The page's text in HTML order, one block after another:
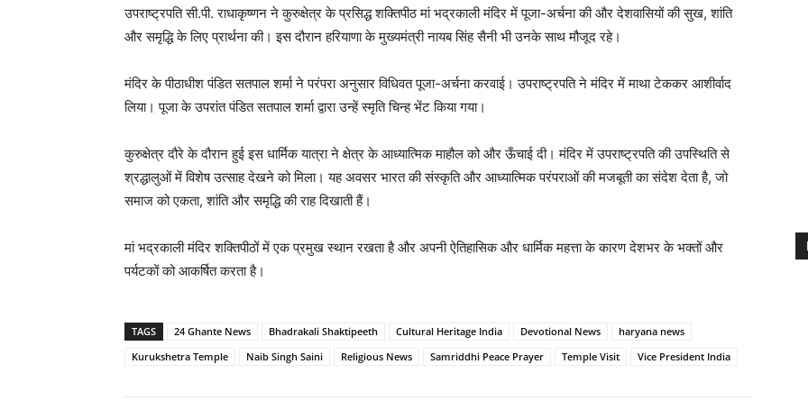
उपराष्ट्रपति सी.पी. राधाकृष्णन ने कुरुक्षेत्र के प्रसिद्ध शक्तिपीठ मां भद्रकाली मंदिर में पूजा-अर्चना की और देशवासियों की सुख, शांति
और समृद्धि के लिए प्रार्थना की। इस दौरान हरियाणा के मुख्यमंत्री नायब सिंह सैनी भी उनके साथ मौजूद रहे।
मंदिर के पीठाधीश पंडित सतपाल शर्मा ने परंपरा अनुसार विधिवत पूजा-अर्चना करवाई। उपराष्ट्रपति ने मंदिर में माथा टेककर आशीर्वाद
लिया। पूजा के उपरांत पंडित सतपाल शर्मा द्वारा उन्हें स्मृति चिन्ह भेंट किया गया।
कुरुक्षेत्र दौरे के दौरान हुई इस धार्मिक यात्रा ने क्षेत्र के आध्यात्मिक माहौल को और ऊँचाई दी। मंदिर में उपराष्ट्रपति की उपस्थिति से
श्रद्धालुओं में विशेष उत्साह देखने को मिला। यह अवसर भारत की संस्कृति और आध्यात्मिक परंपराओं की मजबूती का संदेश देता है, जो
समाज को एकता, शांति और समृद्धि की राह दिखाती हैं।
मां भद्रकाली मंदिर शक्तिपीठों में एक प्रमुख स्थान रखता है और अपनी ऐतिहासिक और धार्मिक महत्ता के कारण देशभर के भक्तों और
पर्यटकों को आकर्षित करता है।
TAGS 24 Ghante News Bhadrakali Shaktipeeth Cultural Heritage India Devotional News
haryana news
Kurukshetra Temple
Naib Singh Saini Religious News Samriddhi Peace Prayer Temple Visit Vice President India